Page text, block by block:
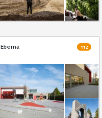
112
Ebema